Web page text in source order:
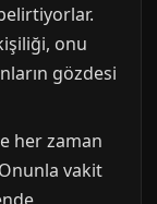
onu
gözdesi
her zaman
vakit